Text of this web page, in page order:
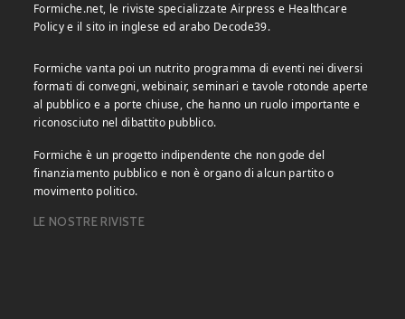
Formiche.net, le riviste specializzate Airpress e Healthcare
Policy e il sito in inglese ed arabo Decode39.
Formiche vanta poi un nutrito programma di eventi nei diversi
formati di convegni, webinair, seminari e tavole rotonde aperte
al pubblico e a porte chiuse, che hanno un ruolo importante e
riconosciuto nel dibattito pubblico.
Formiche è un progetto indipendente che non gode del
finanziamento pubblico e non è organo di alcun partito o
movimento politico.
LE NOSTRE RIVISTE